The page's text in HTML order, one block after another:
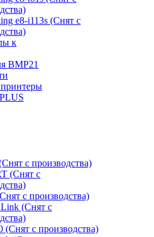
e8-i113s (Снят с
к
BMP21
с производства)
(Снят с
с производства)
(Снят с
(Снят с производства)